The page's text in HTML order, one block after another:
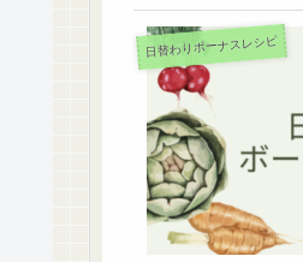
日替わりボーナスレシピ